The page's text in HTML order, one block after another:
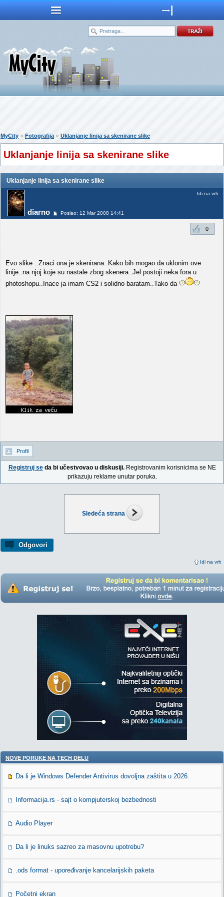
MyCity » Fotografija» Uklanjanje linija sa skenirane slike
Uklanjanje linija sa skenirane slike
Uklanjanje linija sa skenirane slike
Sledeća strana
Odgovori
Idi na vrh
diarno Poslao: 12 Mar 2008 14:41
Idi na vrh
0
Evo slike ..Znaci ona je skenirana..Kako bih mogao da uklonim ove
linije..na njoj koje su nastale zbog skenera..Jel postoji neka fora u
photoshopu..Inace ja imam CS2 i solidno baratam..Tako da
Profil
Registruj seda bi učestvovao u diskusiji.Registrovanim korisnicima se NE
prikazuju reklame unutar poruka.
NOVE PORUKE NA TECH DELU
Da li je Windows Defender Antivirus dovoljna zaštita u 2026.
Informacija.rs - sajt o kompjuterskoj bezbednosti
Audio Player
Da li je linuks sazreo za masovnu upotrebu?
.ods format - upoređivanje kancelarijskih paketa
Početni ekran